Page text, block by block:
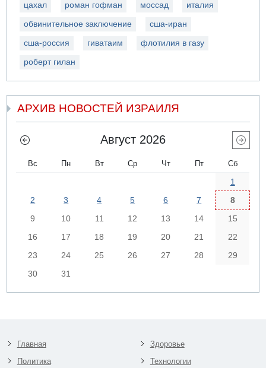
цахал роман гофман моссад италия
обвинительное заключение сша-иран
сша-россия гиватаим флотилия в газу
роберт гилан
АРХИВ НОВОСТЕЙ ИЗРАИЛЯ
Август 2026
Вс Пн Вт Ср Чт Пт Сб
1
2
3 4 5 6 7
8
9
10 11 12 13 14
15
16
17 18 19 20 21
22
23
24 25 26 27 28
29
30
31
Главная
Политика
Здоровье
Технологии